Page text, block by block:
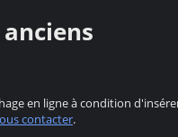
en ligne à condition
contacter.